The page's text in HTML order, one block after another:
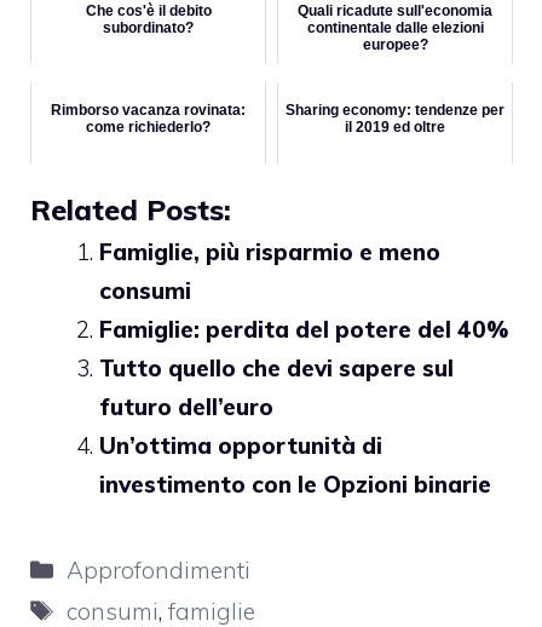
Che cos'è il debito
subordinato?
Quali ricadute sull'economia
continentale dalle elezioni
europee?
Rimborso vacanza rovinata:
come richiederlo?
Sharing economy: tendenze per
il 2019 ed oltre
Related Posts:
Famiglie, più risparmio e meno
consumi
Famiglie: perdita del potere del 40%
Tutto quello che devi sapere sul
futuro dell’euro
Un’ottima opportunità di
investimento con le Opzioni binarie
Categorie
Approfondimenti
Tag
consumi,famiglie